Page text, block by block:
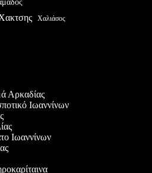
Χαλιάσος
Αρκαδίας
Ιωαννίνων
Ιωαννίνων